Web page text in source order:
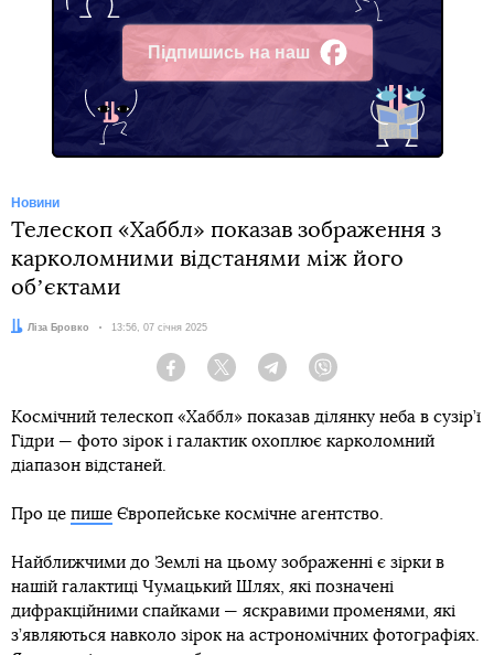
Підпишись на наш
Facebook
Новини
Телескоп «Хаббл» показав зображення з
карколомними відстанями між його
обʼєктами
Автор:
Ліза Бровко Дата:
13:56, 07 січня 2025
Facebook Twitter Telegram
Космічний телескоп «Хаббл» показав ділянку неба в сузір’ї
Гідри — фото зірок і галактик охоплює карколомний
діапазон відстаней.
Про це пише Європейське космічне агентство.
Найближчими до Землі на цьому зображенні є зірки в
нашій галактиці Чумацький Шлях, які позначені
дифракційними спайками — яскравими променями, які
з’являються навколо зірок на астрономічних фотографіях.